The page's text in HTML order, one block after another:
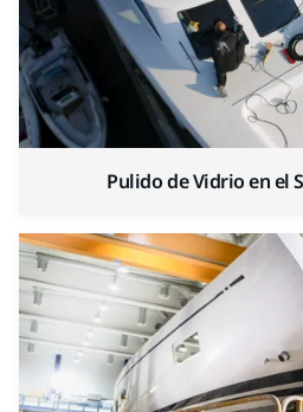
Pulido de Vidrio en el